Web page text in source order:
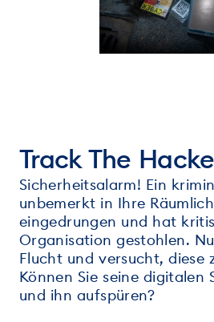
Track The
Sicherheitsalarm! Ein
unbemerkt in Ihre
eingedrungen und hat
Organisation gestohlen.
Flucht und versucht, diese
Können Sie seine digitalen
und ihn aufspüren?